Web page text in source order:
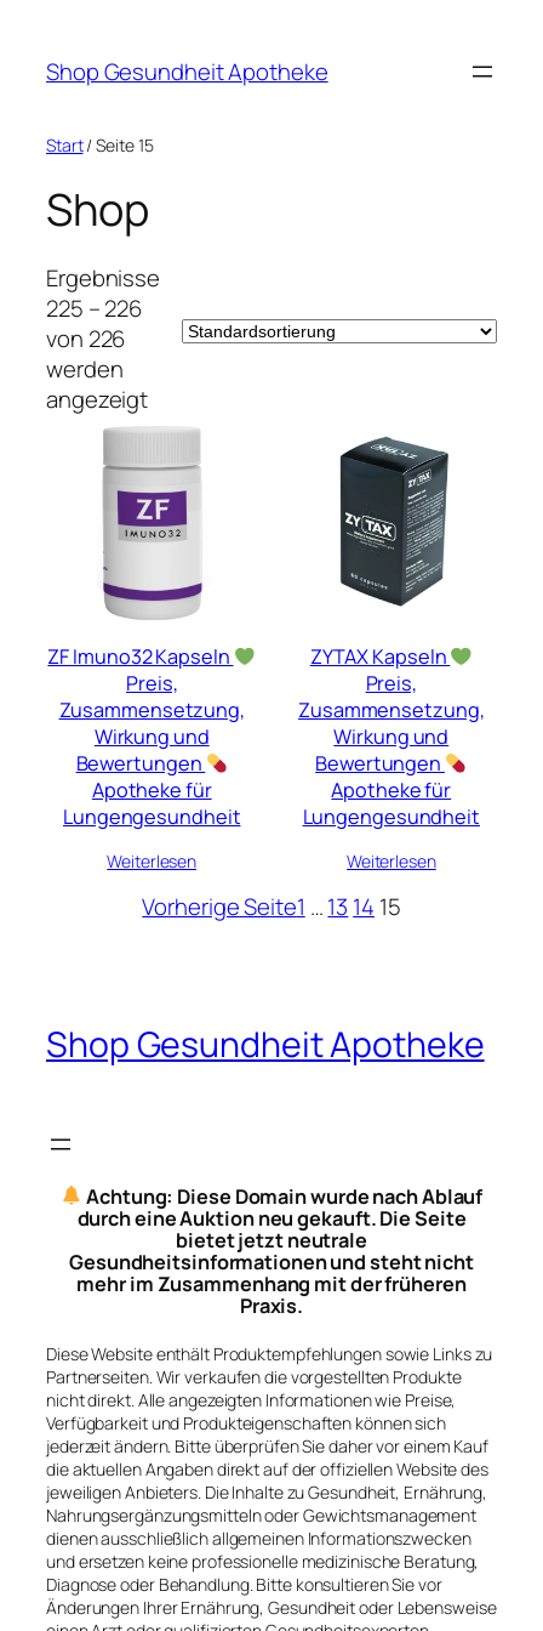
springen
Shop Gesundheit Apotheke
Start/ Seite 15
Shop
Ergebnisse
225 – 226
von 226
werden
angezeigt
ZF Imuno32 Kapseln
Preis,
Zusammensetzung,
Wirkung und
Bewertungen
Apotheke für
Lungengesundheit
Weiterlesen
ZYTAX Kapseln
Preis,
Zusammensetzung,
Wirkung und
Bewertungen
Apotheke für
Lungengesundheit
Weiterlesen
Vorherige Seite1 …13 14 15
Shop Gesundheit Apotheke
Achtung: Diese Domain wurde nach Ablauf
durch eine Auktion neu gekauft. Die Seite
bietet jetzt neutrale
Gesundheitsinformationen und steht nicht
mehr im Zusammenhang mit der früheren
Praxis.
Diese Website enthält Produktempfehlungen sowie Links zu
Partnerseiten. Wir verkaufen die vorgestellten Produkte
nicht direkt. Alle angezeigten Informationen wie Preise,
Verfügbarkeit und Produkteigenschaften können sich
jederzeit ändern. Bitte überprüfen Sie daher vor einem Kauf
die aktuellen Angaben direkt auf der offiziellen Website des
jeweiligen Anbieters. Die Inhalte zu Gesundheit, Ernährung,
Nahrungsergänzungsmitteln oder Gewichtsmanagement
dienen ausschließlich allgemeinen Informationszwecken
und ersetzen keine professionelle medizinische Beratung,
Diagnose oder Behandlung. Bitte konsultieren Sie vor
Änderungen Ihrer Ernährung, Gesundheit oder Lebensweise